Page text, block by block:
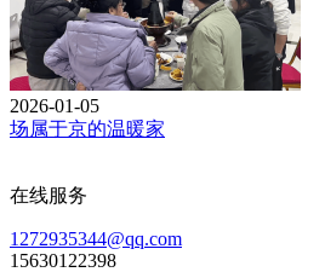
2026-01-05
场属于京的温暖家
在线服务
1272935344@qq.com
15630122398